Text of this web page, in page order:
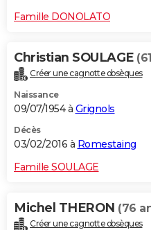
Famille DONOLATO
Christian SOULAGE
Créer une cagnotte obsèques
Naissance
09/07/1954 à Grignols
Décès
03/02/2016 à Romestaing
Famille SOULAGE
Michel THERON (76
Créer une cagnotte obsèques